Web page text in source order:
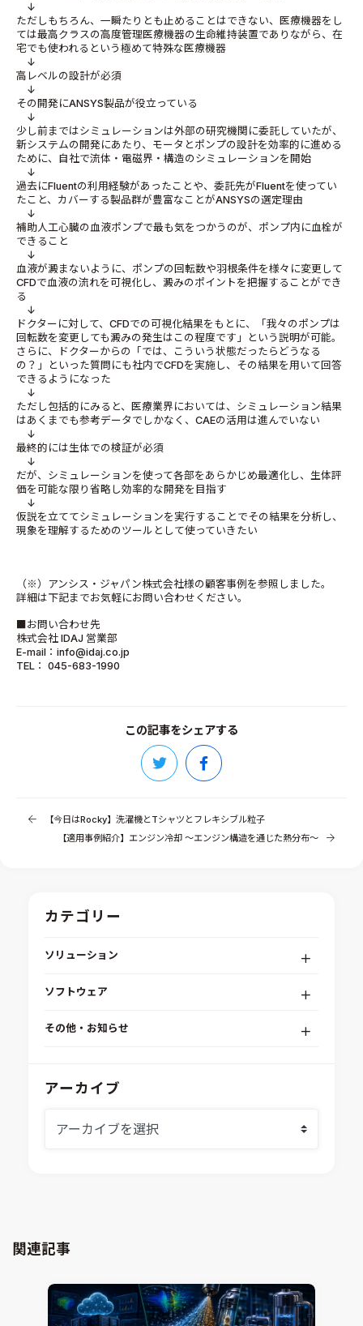
↓
ただしもちろん、一瞬たりとも止めることはできない、医療機器をし
ては最高クラスの高度管理医療機器の生命維持装置でありながら、在
宅でも使われるという極めて特殊な医療機器
↓
高レベルの設計が必須
↓
その開発にANSYS製品が役立っている
↓
少し前まではシミュレーションは外部の研究機関に委託していたが、
新システムの開発にあたり、モータとポンプの設計を効率的に進める
ために、自社で流体・電磁界・構造のシミュレーションを開始
↓
過去にFluentの利用経験があったことや、委託先がFluentを使ってい
たこと、カバーする製品群が豊富なことがANSYSの選定理由
↓
補助人工心臓の血液ポンプで最も気をつかうのが、ポンプ内に血栓が
できること
↓
血液が澱まないように、ポンプの回転数や羽根条件を様々に変更して
CFDで血液の流れを可視化し、澱みのポイントを把握することができ
る
↓
ドクターに対して、CFDでの可視化結果をもとに、「我々のポンプは
回転数を変更しても澱みの発生はこの程度です」という説明が可能。
さらに、ドクターからの「では、こういう状態だったらどうなる
の？」といった質問にも社内でCFDを実施し、その結果を用いて回答
できるようになった
↓
ただし包括的にみると、医療業界においては、シミュレーション結果
はあくまでも参考データでしかなく、CAEの活用は進んでいない
↓
最終的には生体での検証が必須
↓
だが、シミュレーションを使って各部をあらかじめ最適化し、生体評
価を可能な限り省略し効率的な開発を目指す
↓
仮説を立ててシミュレーションを実行することでその結果を分析し、
現象を理解するためのツールとして使っていきたい
（※）アンシス・ジャパン株式会社様の顧客事例を参照しました。
詳細は下記までお気軽にお問い合わせください。
■お問い合わせ先
株式会社 IDAJ 営業部
E-mail：info@idaj.co.jp
TEL： 045-683-1990
この記事をシェアする
【今日はRocky】洗濯機とTシャツとフレキシブル粒子
【適用事例紹介】エンジン冷却 ～エンジン構造を通じた熱分布～
カテゴリー
ソリューション
組込みソフトウェア開発プラットフォーム
システムシミュレーション
CAD連携・CAE業務支援
MBDプロセス構築コンサルティング
CAEエンジニアリングコンサルティング
ソフトウェア
modeFRONTIER
Ansys SCADE
Virtual Environment
CONVERGE
iconCFD
その他・お知らせ
IDAJからのお知らせ
アーカイブ
関連記事